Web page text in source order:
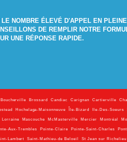
LE NOMBRE ÉLEVÉ D'APPEL EN
DE REMPLIR NOTRE
UNE RÉPONSE RAPIDE.
Boucherville, Brossard,Candiac, Carignan, Cartierville,
, Hochelaga-Maisonneuve, Île-Bizard, Ile-Des-Soeurs,
Lorraine, Mascouche, McMasterville, Mercier, Montréal ,
Aux-Trembles, Pointe-Claire, Pointe-Saint-Charles,
Lambert,Saint-Mathieu-de Beloeil , St Jean sur Richelieu,